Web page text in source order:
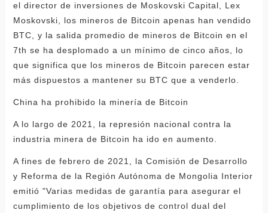
el director de inversiones de Moskovski Capital, Lex
Moskovski, los mineros de Bitcoin apenas han vendido
BTC, y la salida promedio de mineros de Bitcoin en el
7th se ha desplomado a un mínimo de cinco años, lo
que significa que los mineros de Bitcoin parecen estar
más dispuestos a mantener su BTC que a venderlo.
China ha prohibido la minería de Bitcoin
A lo largo de 2021, la represión nacional contra la
industria minera de Bitcoin ha ido en aumento.
A fines de febrero de 2021, la Comisión de Desarrollo
y Reforma de la Región Autónoma de Mongolia Interior
emitió "Varias medidas de garantía para asegurar el
cumplimiento de los objetivos de control dual del